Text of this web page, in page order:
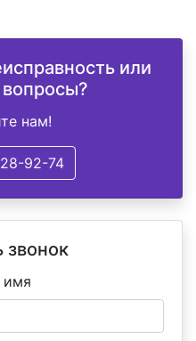
или
нам!
92-74
звонок
имя